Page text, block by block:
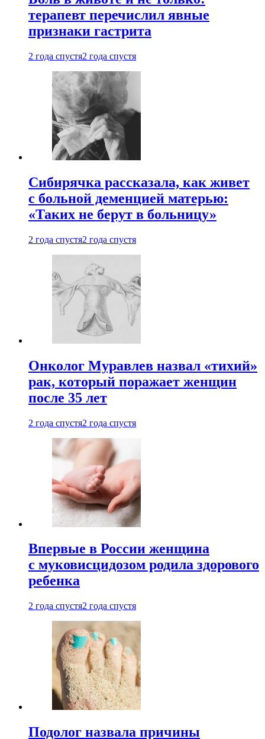
терапевт перечислил явные
признаки гастрита
2 года спустя2 года спустя
Сибирячка рассказала, как живет
с больной деменцией матерью:
«Таких не берут в больницу»
2 года спустя2 года спустя
Онколог Муравлев назвал «тихий»
рак, который поражает женщин
после 35 лет
2 года спустя2 года спустя
Впервые в России женщина
с муковисцидозом родила здорового
ребенка
2 года спустя2 года спустя
Подолог назвала причины